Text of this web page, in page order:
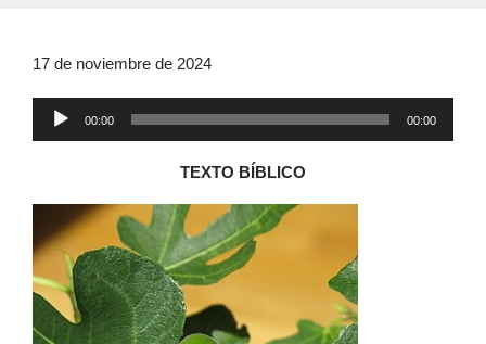
17 de noviembre de 2024
00:00 00:00
TEXTO BÍBLICO